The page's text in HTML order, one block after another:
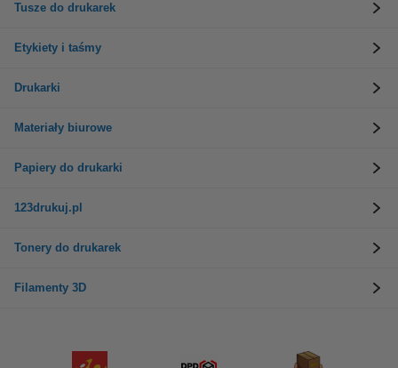
Tusze do drukarek
Etykiety i taśmy
Drukarki
Materiały biurowe
Papiery do drukarki
123drukuj.pl
Tonery do drukarek
Filamenty 3D